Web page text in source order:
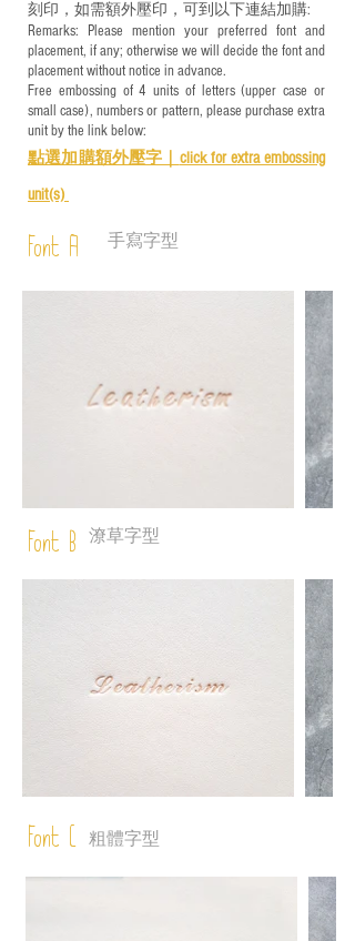
刻印，如需額外壓印，可到以下連結加購:
Remarks: Please mention your preferred font and
placement, if any; otherwise we will decide the font and
placement without notice in advance.
Free embossing of 4 units of letters (upper case or
small case), numbers or pattern, please purchase extra
unit by the link below:
點選加購額外壓字｜ click for extra embossing
unit(s)
Font A 手寫字型
Font B 潦草字型
Font C 粗體字型